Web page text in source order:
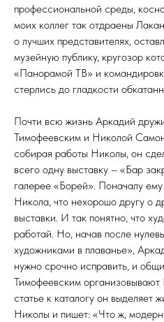
профессиональной среды,
моих коллег так отдраены
о лучших представителях,
музейную публику, кругозор
«Панорамой ТВ» и
стерлись до гладкости
Почти всю жизнь Аркадий
Тимофеевским и Николой
собирая работы Николы, он
всего одну выставку – «Бар
галерее «Борей». Поначалу
Никола, что нехорошо другу о
выставки. И так понятно, что
работай. Но, начав после
художниками в плаванье»,
нужно срочно исправить, и
Тимофеевским организовывают
статье к каталогу он выделяет
Николы и пишет: «Что ж,